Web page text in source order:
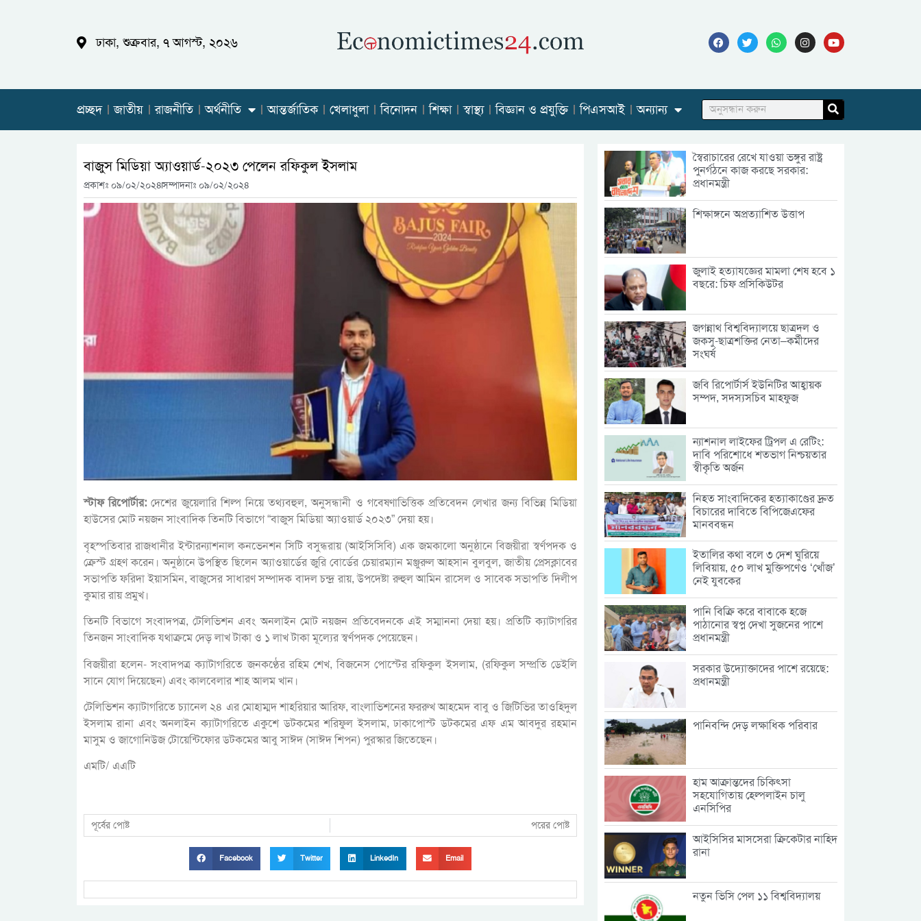
ঢাকা, শুক্রবার, ৭ আগস্ট, ২০২৬
প্রচ্ছদ জাতীয় রাজনীতি অর্থনীতি আন্তর্জাতিক খেলাধুলা বিনোদন শিক্ষা স্বাস্থ্য বিজ্ঞান ও প্রযুক্তি পিএসআই অন্যান্য
বাজুস মিডিয়া অ্যাওয়ার্ড-২০২৩ পেলেন রফিকুল ইসলাম
প্রকাশঃ ০৯/০২/২০২৪সম্পাদনাঃ ০৯/০২/২০২৪
স্টাফ রিপোর্টার: দেশের জুয়েলারি শিল্প নিয়ে তথ্যবহুল, অনুসন্ধানী ও গবেষণাভিত্তিক প্রতিবেদন লেখার জন্য বিভিন্ন মিডিয়া
হাউসের মোট নয়জন সাংবাদিক তিনটি বিভাগে “বাজুস মিডিয়া অ্যাওয়ার্ড ২০২৩” দেয়া হয়।
বৃহস্পতিবার রাজধানীর ইন্টারন্যাশনাল কনভেনশন সিটি বসুন্ধরায় (আইসিসিবি) এক জমকালো অনুষ্ঠানে বিজয়ীরা স্বর্ণপদক ও
ক্রেস্ট গ্রহণ করেন। অনুষ্ঠানে উপস্থিত ছিলেন অ্যাওয়ার্ডের জুরি বোর্ডের চেয়ারম্যান মঞ্জুরুল আহসান বুলবুল, জাতীয় প্রেসক্লাবের
সভাপতি ফরিদা ইয়াসমিন, বাজুসের সাধারণ সম্পাদক বাদল চন্দ্র রায়, উপদেষ্টা রুহুল আমিন রাসেল ও সাবেক সভাপতি দিলীপ
কুমার রায় প্রমুখ।
তিনটি বিভাগে সংবাদপত্র, টেলিভিশন এবং অনলাইন মোট নয়জন প্রতিবেদনকে এই সম্মাননা দেয়া হয়। প্রতিটি ক্যাটাগরির
তিনজন সাংবাদিক যথাক্রমে দেড় লাখ টাকা ও ১ লাখ টাকা মূল্যের স্বর্ণপদক পেয়েছেন।
বিজয়ীরা হলেন- সংবাদপত্র ক্যাটাগরিতে জনকণ্ঠের রহিম শেখ, বিজনেস পোস্টের রফিকুল ইসলাম, (রফিকুল সম্প্রতি ডেইলি
সানে যোগ দিয়েছেন) এবং কালবেলার শাহ আলম খান।
টেলিভিশন ক্যাটাগরিতে চ্যানেল ২৪ এর মোহাম্মদ শাহরিয়ার আরিফ, বাংলাভিশনের ফররুখ আহমেদ বাবু ও জিটিভির তাওহিদুল
ইসলাম রানা এবং অনলাইন ক্যাটাগরিতে একুশে ডটকমের শরিফুল ইসলাম, ঢাকাপোস্ট ডটকমের এফ এম আবদুর রহমান
মাসুম ও জাগোনিউজ টোয়েন্টিফোর ডটকমের আবু সাঈদ (সাঈদ শিপন) পুরস্কার জিতেছেন।
এমটি/ এএটি
পূর্বের পোষ্ট পরের পোষ্ট
Facebook Twitter LinkedIn Email
স্বৈরাচারের রেখে যাওয়া ভঙ্গুর রাষ্ট্র
পুনর্গঠনে কাজ করছে সরকার:
প্রধানমন্ত্রী
শিক্ষাঙ্গনে অপ্রত্যাশিত উত্তাপ
জুলাই হত্যাযজ্ঞের মামলা শেষ হবে ১
বছরে: চিফ প্রসিকিউটর
জগন্নাথ বিশ্ববিদ্যালয়ে ছাত্রদল ও
জকসু-ছাত্রশক্তির নেতা–কর্মীদের
সংঘর্ষ
জবি রিপোর্টার্স ইউনিটির আহ্বায়ক
সম্পদ, সদস্যসচিব মাহফুজ
ন্যাশনাল লাইফের ট্রিপল এ রেটিং:
দাবি পরিশোধে শতভাগ নিশ্চয়তার
স্বীকৃতি অর্জন
নিহত সাংবাদিকের হত্যাকাণ্ডের দ্রুত
বিচারের দাবিতে বিপিজেএফের
মানববন্ধন
ইতালির কথা বলে ৩ দেশ ঘুরিয়ে
লিবিয়ায়, ৫০ লাখ মুক্তিপণেও ‘খোঁজ’
নেই যুবকের
পানি বিক্রি করে বাবাকে হজে
পাঠানোর স্বপ্ন দেখা সুজনের পাশে
প্রধানমন্ত্রী
সরকার উদ্যোক্তাদের পাশে রয়েছে:
প্রধানমন্ত্রী
পানিবন্দি দেড় লক্ষাধিক পরিবার
হাম আক্রান্তদের চিকিৎসা
সহযোগিতায় হেল্পলাইন চালু
এনসিপির
আইসিসির মাসসেরা ক্রিকেটার নাহিদ
রানা
নতুন ভিসি পেল ১১ বিশ্ববিদ্যালয়